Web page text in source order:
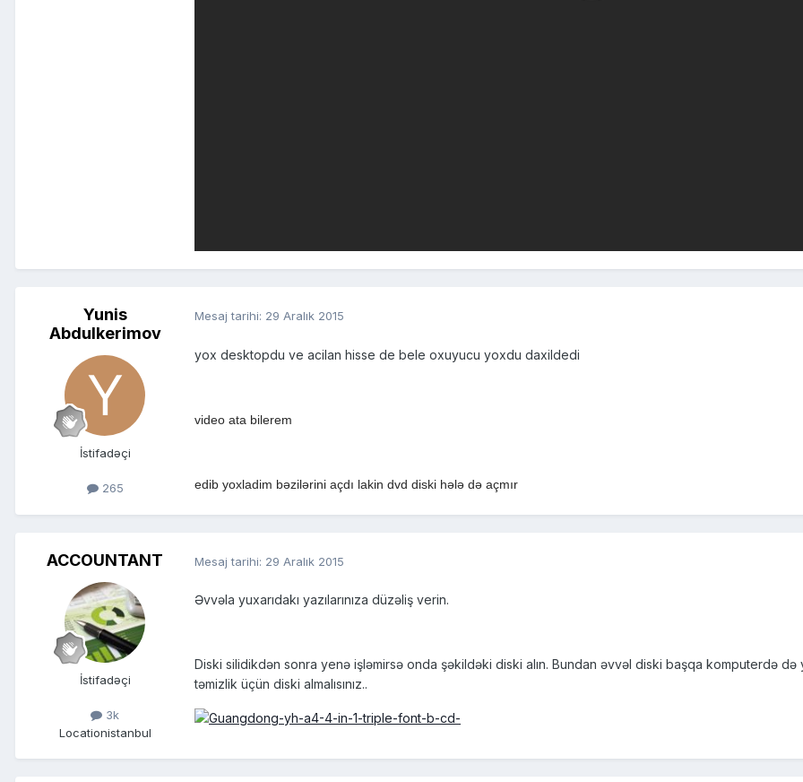
Yunis
Abdulkerimov
İstifadəçi
265
Mesaj tarihi: 29 Aralık 2015
yox desktopdu ve acilan hisse de bele oxuyucu yoxdu daxildedi
video ata bilerem
edib yoxladim bəzilərini açdı lakin dvd diski hələ də açmır
ACCOUNTANT
İstifadəçi
3k
Locationistanbul
Mesaj tarihi: 29 Aralık 2015
Əvvəla yuxarıdakı yazılarınıza düzəliş verin.
Diski silidikdən sonra yenə işləmirsə onda şəkildəki diski alın. Bundan əvvəl diski başqa komputerdə
təmizlik üçün diski almalısınız..